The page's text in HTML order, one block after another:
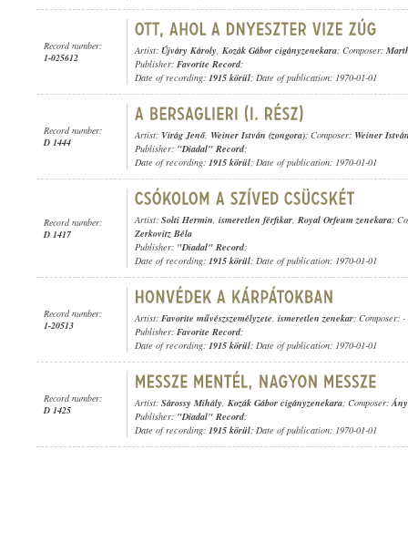
Record number:
1-025612
Artist: Újváry Károly, Kozák Gábor cigányzenekara; Composer:
Publisher: Favorite Record;
Date of recording: 1915 körül; Date of publication: 1970-01-01
Record number:
D 1444
Artist: Virág Jenő, Weiner István (zongora); Composer: Weiner
Publisher: "Diadal" Record;
Date of recording: 1915 körül; Date of publication: 1970-01-01
Record number:
D 1417
Artist: Solti Hermin, ismeretlen férfikar, Royal Orfeum zenekara;
Zerkovitz Béla
Publisher: "Diadal" Record;
Date of recording: 1915 körül; Date of publication: 1970-01-01
Record number:
1-20513
Artist: Favorite művészszemélyzete, ismeretlen zenekar; Composer: -
Publisher: Favorite Record;
Date of recording: 1915 körül; Date of publication: 1970-01-01
Record number:
D 1425
Artist: Sárossy Mihály, Kozák Gábor cigányzenekara; Composer:
Publisher: "Diadal" Record;
Date of recording: 1915 körül; Date of publication: 1970-01-01